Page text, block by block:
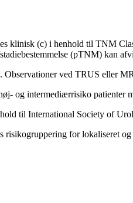
klinisk (c) i henhold til TNM
(pTNM) kan
ved TRUS eller
og intermediærrisiko patienter
til International Society of
risikogruppering for lokaliseret